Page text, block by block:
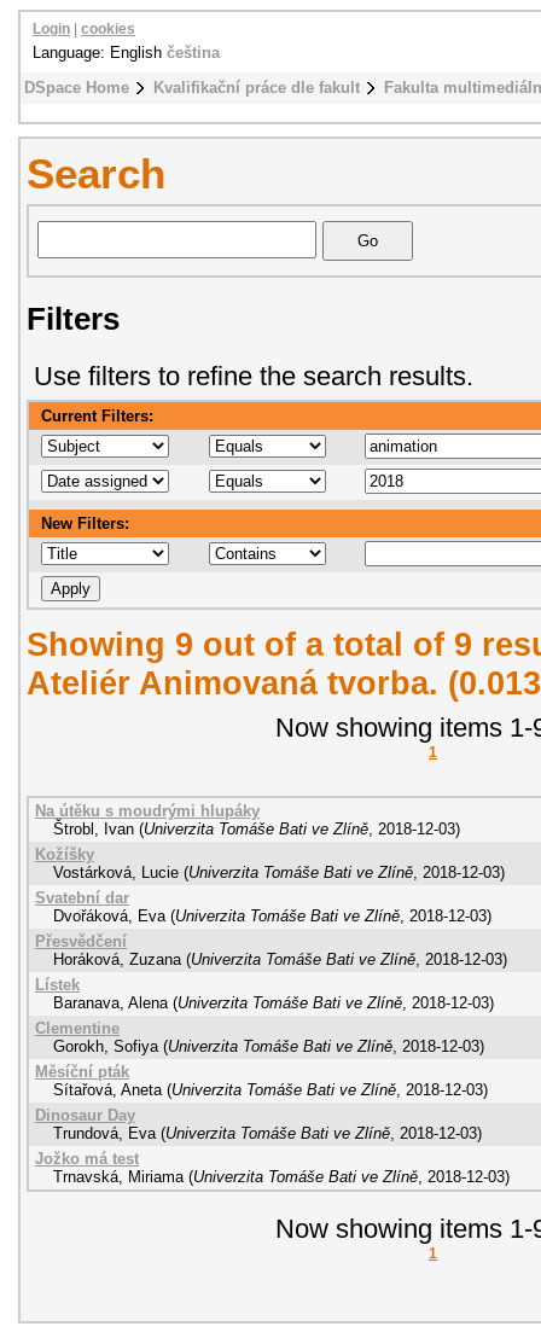
DSpace Home Kvalifikační práce dle fakult Fakulta
Login cookies
Language: English čeština
Search
Filters
Use filters to refine the search results.
Current Filters:
New Filters:
Showing 9 out of a total of 9
Ateliér Animovaná tvorba.
Now showing items 1-
1
Na útěku s moudrými hlupáky
Štrobl, Ivan (Univerzita Tomáše Bati ve Zlíně, 2018-12-03)
Kožíšky
Vostárková, Lucie (Univerzita Tomáše Bati ve Zlíně, 2018-12-03)
Svatební dar
Dvořáková, Eva (Univerzita Tomáše Bati ve Zlíně, 2018-12-03)
Přesvědčení
Horáková, Zuzana (Univerzita Tomáše Bati ve Zlíně, 2018-12-03)
Lístek
Baranava, Alena (Univerzita Tomáše Bati ve Zlíně, 2018-12-03)
Clementine
Gorokh, Sofiya (Univerzita Tomáše Bati ve Zlíně, 2018-12-03)
Měsíční pták
Sítařová, Aneta (Univerzita Tomáše Bati ve Zlíně, 2018-12-03)
Dinosaur Day
Trundová, Eva (Univerzita Tomáše Bati ve Zlíně, 2018-12-03)
Jožko má test
Trnavská, Miriama (Univerzita Tomáše Bati ve Zlíně, 2018-12-03)
Now showing items 1-
1